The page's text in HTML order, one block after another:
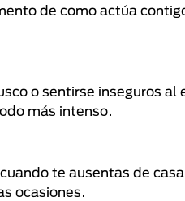
de como actúa
o sentirse inseguros al
más intenso.
te ausentas de
ocasiones.